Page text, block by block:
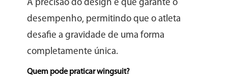
A precisão do design é que garante o
desempenho, permitindo que o atleta
desafie a gravidade de uma forma
completamente única.
Quem pode praticar wingsuit?